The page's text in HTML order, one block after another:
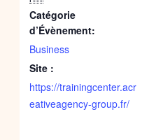
Catégorie
d’Évènement:
Business
Site :
https://trainingcenter.acr
eativeagency-group.fr/